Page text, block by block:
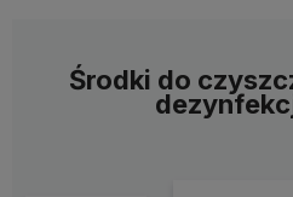
Środki do